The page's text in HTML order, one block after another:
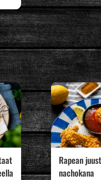
Rapean
nachokana